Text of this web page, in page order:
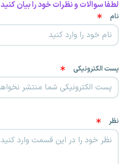
لطفا سوالات و نظرات خود را بیان کنید
نام
پست الکترونیکی
نظر